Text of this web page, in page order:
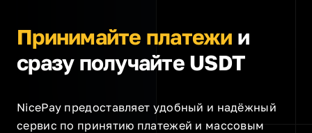
Принимайте платежи и
сразу получайте USDT
NicePay предоставляет удобный и надёжный
сервис по принятию платежей и массовым